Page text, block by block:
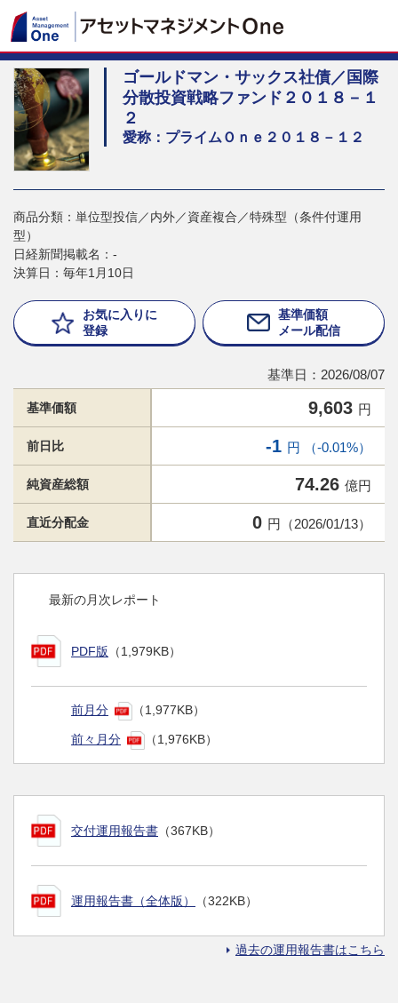
ゴールドマン・サックス社債／国際
分散投資戦略ファンド２０１８－１
２
愛称：プライムＯｎｅ２０１８－１２
商品分類：単位型投信／内外／資産複合／特殊型（条件付運用
型）
日経新聞掲載名：-
決算日：毎年1月10日
お気に入りに
登録
基準価額
メール配信
基準日：2026/08/07
基準価額 9,603 円
前日比 -1 円 （-0.01%）
純資産総額 74.26 億円
直近分配金 0 円（2026/01/13）
最新の月次レポート
PDF版 （1,979KB）
前月分 （1,977KB）
前々月分 （1,976KB）
交付運用報告書 （367KB）
運用報告書（全体版） （322KB）
過去の運用報告書はこちら